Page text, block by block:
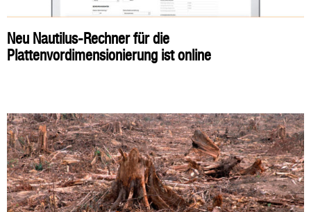
Neu Nautilus-Rechner für die
Plattenvordimensionierung ist online